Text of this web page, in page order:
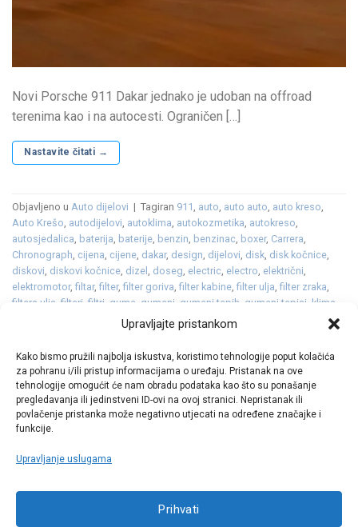
Upravljajte pristankom
Kako bismo pružili najbolja iskustva, koristimo tehnologije poput kolačića
za pohranu i/ili pristup informacijama o uređaju. Pristanak na ove
tehnologije omogućit će nam obradu podataka kao što su ponašanje
pregledavanja ili jedinstveni ID-ovi na ovoj stranici. Nepristanak ili
povlačenje pristanka može negativno utjecati na određene značajke i
funkcije.
Upravljanje uslugama
Prihvati
Novi Porsche 911 Dakar jednako je udoban na offroad
terenima kao i na autocesti. Ograničen […]
Nastavite čitati →
Objavljeno u Auto dijelovi | Tagiran 911, auto, auto auto, auto kreso,
Auto Krešo, autodijelovi, autoklima, autokozmetika, autokreso,
autosjedalica, baterija, baterije, benzin, benzinac, boxer, Carrera,
Chronograph, cijena, cijene, dakar, design, dijelovi, disk, disk kočnice,
diskovi, diskovi kočnice, dizel , doseg, electric, electro, električni,
elektromotor,filtar,filter,filter goriva,filter kabine,filter ulja,filter zraka,
filtera ulja ,filteri ,filtri gume gumeni gumeni tepih gumeni tepisi klima
kocnice,kočnice,Kombi,koncept
brisača
,paris , pirelli ,platneni platneni tepisi pločice rally reli
serijski,servis, svijećice,svjećice,svjetla,vjetrobransko,vjetrobransko
staklo,zima ,zimska tekućina ,zimske Ostavite komentar
Call centar
+38513030300